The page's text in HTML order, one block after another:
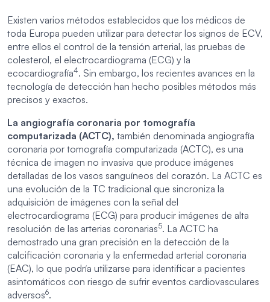
Existen varios métodos establecidos que los médicos de
toda Europa pueden utilizar para detectar los signos de ECV,
entre ellos el control de la tensión arterial, las pruebas de
colesterol, el electrocardiograma (ECG) y la
ecocardiografía4. Sin embargo, los recientes avances en la
tecnología de detección han hecho posibles métodos más
precisos y exactos.
La angiografía coronaria por tomografía
computarizada (ACTC), también denominada angiografía
coronaria por tomografía computarizada (ACTC), es una
técnica de imagen no invasiva que produce imágenes
detalladas de los vasos sanguíneos del corazón. La ACTC es
una evolución de la TC tradicional que sincroniza la
adquisición de imágenes con la señal del
electrocardiograma (ECG) para producir imágenes de alta
resolución de las arterias coronarias5. La ACTC ha
demostrado una gran precisión en la detección de la
calcificación coronaria y la enfermedad arterial coronaria
(EAC), lo que podría utilizarse para identificar a pacientes
asintomáticos con riesgo de sufrir eventos cardiovasculares
adversos6.